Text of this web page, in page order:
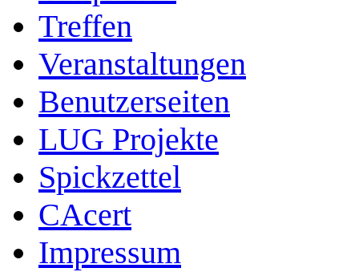
Treffen
Veranstaltungen
Benutzerseiten
LUG Projekte
Spickzettel
CAcert
Impressum